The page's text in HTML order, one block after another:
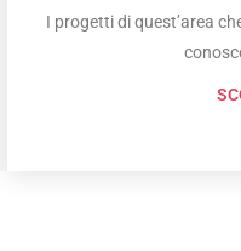
I progetti di quest’area